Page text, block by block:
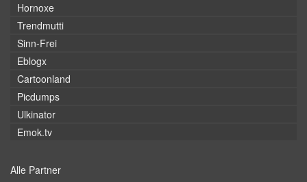
Hornoxe
Trendmutti
Sinn-Frei
Eblogx
Cartoonland
Picdumps
Ulkinator
Emok.tv
Alle Partner